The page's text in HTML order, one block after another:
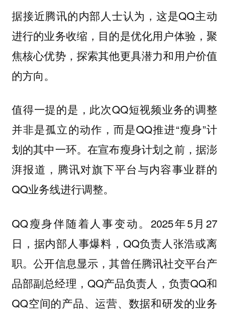
据接近腾讯的内部人士认为，这是QQ主动
进行的业务收缩，目的是优化用户体验，聚
焦核心优势，探索其他更具潜力和用户价值
的方向。
值得一提的是，此次QQ短视频业务的调整
并非是孤立的动作，而是QQ推进“瘦身”计
划的其中一环。在宣布瘦身计划之前，据澎
湃报道，腾讯对旗下平台与内容事业群的
QQ业务线进行调整。
QQ瘦身伴随着人事变动。2025年5月27
日，据内部人事爆料，QQ负责人张浩或离
职。公开信息显示，其曾任腾讯社交平台产
品部副总经理，QQ产品负责人，负责QQ和
QQ空间的产品、运营、数据和研发的业务